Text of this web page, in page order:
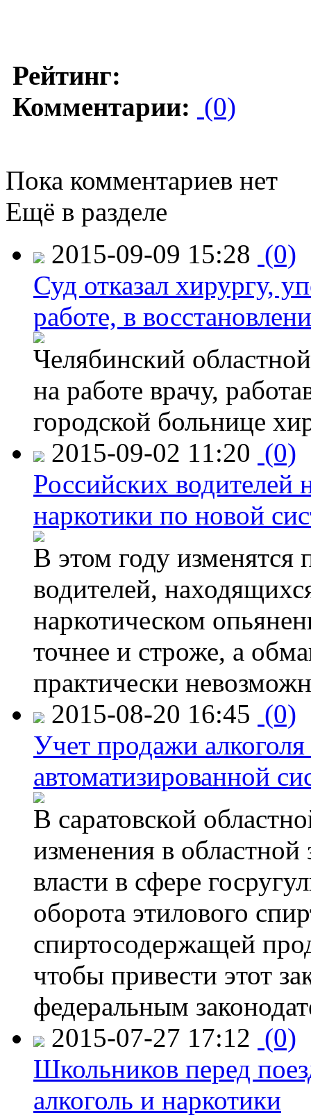
Рейтинг:
Комментарии: (0)
Пока комментариев нет
Ещё в разделе
2015-09-09 15:28 (0)
Суд отказал хирургу,
работе, в
Челябинский
на работе врачу,
городской больнице
2015-09-02 11:20 (0)
Российских водителей
наркотики по новой
В этом году изменятся
водителей,
наркотическом
точнее и строже, а
практически
2015-08-20 16:45 (0)
Учет продажи
автоматизированной
В саратовской
изменения в
власти в сфере
оборота этилового
спиртосодержащей
чтобы привести этот
федеральным
2015-07-27 17:12 (0)
Школьников перед
алкоголь и наркотики